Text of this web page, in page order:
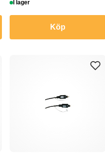
I lager
Köp